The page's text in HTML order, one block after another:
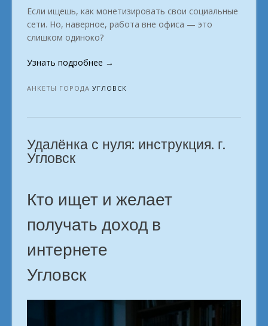
Если ищешь, как монетизировать свои социальные
сети. Но, наверное, работа вне офиса — это
слишком одиноко?
Узнать подробнее «Удалённая
новые
Угловск»
→
АНКЕТЫ ГОРОДА УГЛОВСК
Удалёнка с нуля: инструкция. г.
Угловск
Кто ищет и желает
получать доход в
интернете
Угловск